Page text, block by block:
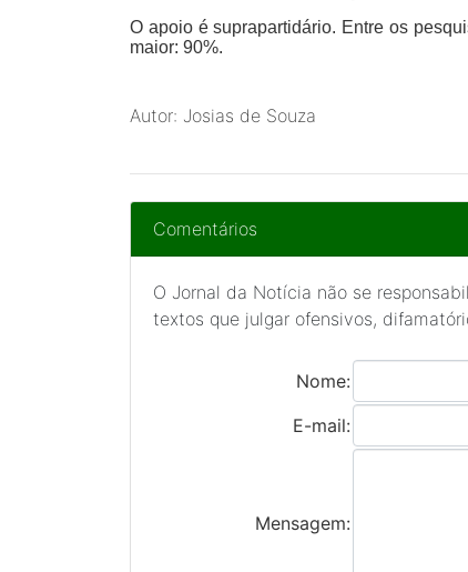
O apoio é suprapartidário. Entre os
maior: 90%.
Autor: Josias de Souza
Comentários
O Jornal da Notícia não se
textos que julgar ofensivos,
Nome:
E-mail:
Mensagem: